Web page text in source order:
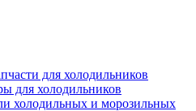
для холодильников
для холодильников
холодильных и морозильных